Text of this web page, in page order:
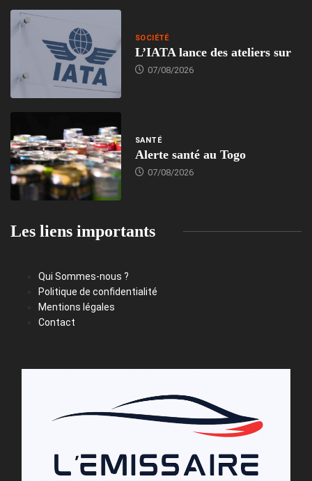
SOCIÉTÉ
L’IATA lance des ateliers sur
07/08/2026
SANTÉ
Alerte santé au Togo
07/08/2026
Les liens importants
Qui Sommes-nous ?
Politique de confidentialité
Mentions légales
Contact